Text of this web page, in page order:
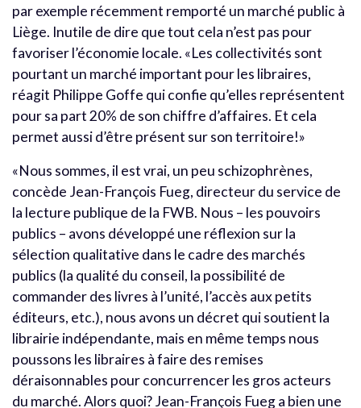
par exemple récemment remporté un marché public à
Liège. Inutile de dire que tout cela n’est pas pour
favoriser l’économie locale. «Les collectivités sont
pourtant un marché important pour les libraires,
réagit Philippe Goffe qui confie qu’elles représentent
pour sa part 20% de son chiffre d’affaires. Et cela
permet aussi d’être présent sur son territoire!»
«Nous sommes, il est vrai, un peu schizophrènes,
concède Jean-François Fueg, directeur du service de
la lecture publique de la FWB. Nous – les pouvoirs
publics – avons développé une réflexion sur la
sélection qualitative dans le cadre des marchés
publics (la qualité du conseil, la possibilité de
commander des livres à l’unité, l’accès aux petits
éditeurs, etc.), nous avons un décret qui soutient la
librairie indépendante, mais en même temps nous
poussons les libraires à faire des remises
déraisonnables pour concurrencer les gros acteurs
du marché. Alors quoi? Jean-François Fueg a bien une